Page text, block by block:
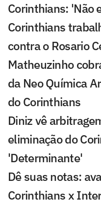
Corinthians: 'Não
Corinthians
contra o Rosario
Matheuzinho
da Neo Química
do Corinthians
Diniz vê
eliminação do
'Determinante'
Dê suas notas:
Corinthians x